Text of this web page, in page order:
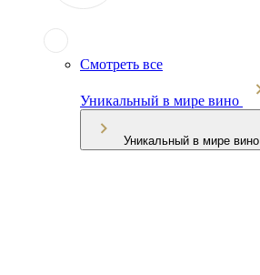
Смотреть все
Уникальный в мире вино
Уникальный в мире вино